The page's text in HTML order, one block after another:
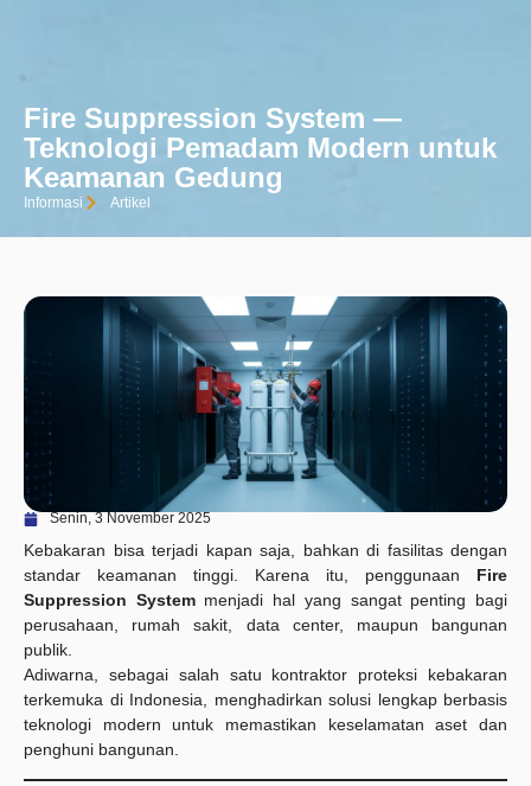
Fire Suppression System —
Teknologi Pemadam Modern untuk
Keamanan Gedung
Informasi Artikel
Senin, 3 November 2025
Kebakaran bisa terjadi kapan saja, bahkan di fasilitas dengan
standar keamanan tinggi. Karena itu, penggunaan Fire
Suppression Systemmenjadi hal yang sangat penting bagi
perusahaan, rumah sakit, data center, maupun bangunan
publik.
Adiwarna, sebagai salah satu kontraktor proteksi kebakaran
terkemuka di Indonesia, menghadirkan solusi lengkap berbasis
teknologi modern untuk memastikan keselamatan aset dan
penghuni bangunan.